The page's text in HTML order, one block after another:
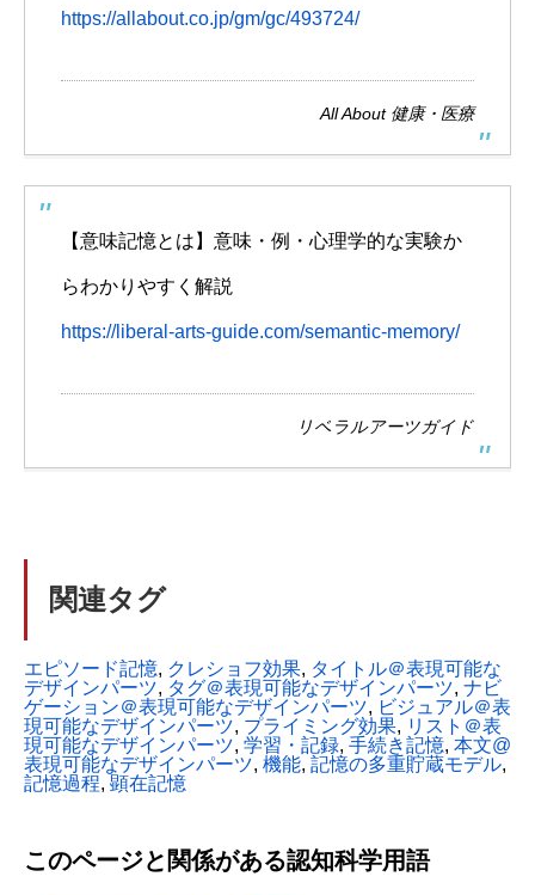
https://allabout.co.jp/gm/gc/493724/
All About 健康・医療
【意味記憶とは】意味・例・心理学的な実験か
らわかりやすく解説
https://liberal-arts-guide.com/semantic-memory/
リベラルアーツガイド
関連タグ
エピソード記憶, クレショフ効果, タイトル＠表現可能な
デザインパーツ, タグ＠表現可能なデザインパーツ, ナビ
ゲーション＠表現可能なデザインパーツ, ビジュアル＠表
現可能なデザインパーツ, プライミング効果, リスト＠表
現可能なデザインパーツ, 学習・記録, 手続き記憶, 本文@
表現可能なデザインパーツ, 機能, 記憶の多重貯蔵モデル
記憶過程, 顕在記憶
このページと関係がある認知科学用語